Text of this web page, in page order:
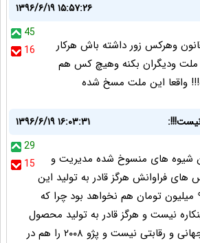
۱۳۹۶/۶/۱۹ ۱۵:۵۷:۲۶
45
16
وهرکس زور داشته باش هرکار
ملت ودیگران بکنه وهیچ کس هم
واقعا این ملت مسخ شده
نیست!!!:
۱۳۹۶/۶/۱۹ ۱۶:۰۳:۳۱
29
15
شیوه های منسوخ شده مدیریت و
های فراوانش هرگز قادر به تولید این
خودرو با قیمت ۹۹ میلیون تومان هم نخواهد بود چرا که
نیست و هرگز قادر به تولید محصول
جدیدی با قیمت جهانی و رقابتی نیست و پژو ۲۰۰۸ را هم در